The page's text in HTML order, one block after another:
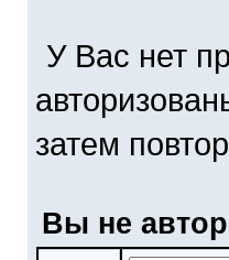
У Вас нет
затем
Вы не